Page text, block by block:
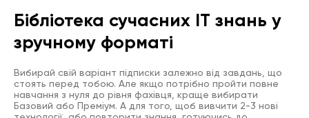
Бібліотека сучасних IT знань у
зручному форматі
Вибирай свій варіант підписки залежно від завдань, що
стоять перед тобою. Але якщо потрібно пройти повне
навчання з нуля до рівня фахівця, краще вибирати
Базовий або Преміум. А для того, щоб вивчити 2-3 нові